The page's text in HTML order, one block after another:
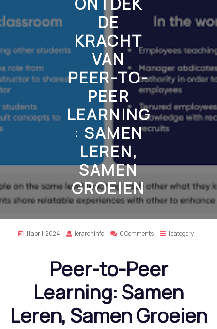
DE
KRACHT
VAN
PEER-TO-
PEER
LEARNING
: SAMEN
LEREN,
SAMEN
GROEIEN
11 april, 2024 lerareninfo 0 Comments 1 category
Peer-to-Peer
Learning: Samen
Leren, Samen Groeien